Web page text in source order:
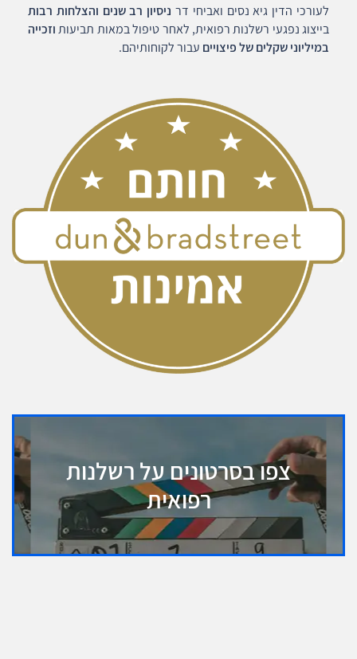
לעורכי הדין גיא נסים ואביחי דר ניסיון רב שנים והצלחות רבות
בייצוג נפגעי רשלנות רפואית, לאחר טיפול במאות תביעותוזכייה
במיליוני שקלים של פיצויים עבור לקוחותיהם.
צפו בסרטונים על רשלנות
רפואית